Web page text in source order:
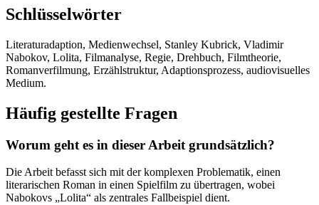
Schlüsselwörter
Literaturadaption, Medienwechsel, Stanley Kubrick, Vladimir
Nabokov, Lolita, Filmanalyse, Regie, Drehbuch, Filmtheorie,
Romanverfilmung, Erzählstruktur, Adaptionsprozess, audiovisuelles
Medium.
Häufig gestellte Fragen
Worum geht es in dieser Arbeit grundsätzlich?
Die Arbeit befasst sich mit der komplexen Problematik, einen
literarischen Roman in einen Spielfilm zu übertragen, wobei
Nabokovs „Lolita“ als zentrales Fallbeispiel dient.